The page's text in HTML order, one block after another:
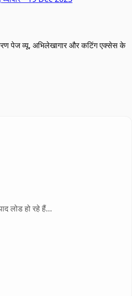
पेज व्यू, अभिलेखागार और कटिंग एक्सेस के
लोड हो रहे हैं…